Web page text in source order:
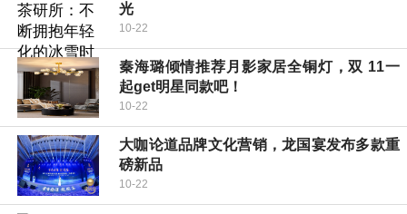
光
10-22
秦海璐倾情推荐月影家居全铜灯，双 11一
起get明星同款吧！
10-22
大咖论道品牌文化营销，龙国宴发布多款重
磅新品
10-22